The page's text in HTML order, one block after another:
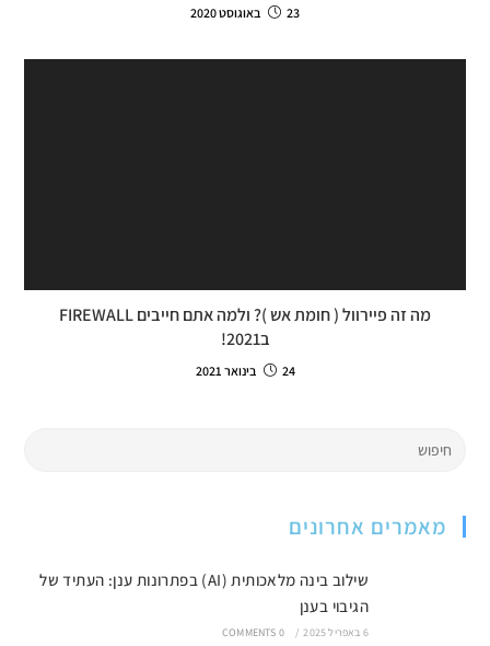
23 באוגוסט 2020
מה זה פיירוול ( חומת אש )? ולמה אתם חייבים FIREWALL
ב2021!​
24 בינואר 2021
מאמרים אחרונים
שילוב בינה מלאכותית (AI) בפתרונות ענן: העתיד של
הגיבוי בענן
6 באפריל 2025 /
0 COMMENTS